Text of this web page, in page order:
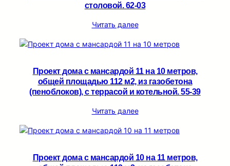
столовой. 62-03
Читать далее
Проект дома с мансардой 11 на 10 метров,
общей площадью 112 м2, из газобетона
(пеноблоков), c террасой и котельной. 55-39
Читать далее
Проект дома с мансардой 10 на 11 метров,